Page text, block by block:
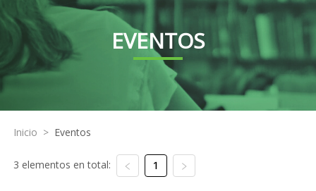
EVENTOS
Inicio > Eventos
3 elementos en total: 1